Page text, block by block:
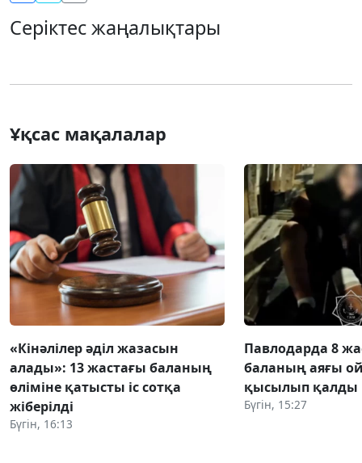
Серіктес жаңалықтары
Ұқсас мақалалар
«Кінәлілер әділ жазасын
алады»: 13 жастағы баланың
өліміне қатысты іс сотқа
жіберілді
Бүгін, 16:13
Павлодарда 8
баланың аяғы
қысылып қалды
Бүгін, 15:27